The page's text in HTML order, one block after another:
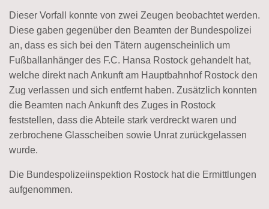
Dieser Vorfall konnte von zwei Zeugen beobachtet werden.
Diese gaben gegenüber den Beamten der Bundespolizei
an, dass es sich bei den Tätern augenscheinlich um
Fußballanhänger des F.C. Hansa Rostock gehandelt hat,
welche direkt nach Ankunft am Hauptbahnhof Rostock den
Zug verlassen und sich entfernt haben. Zusätzlich konnten
die Beamten nach Ankunft des Zuges in Rostock
feststellen, dass die Abteile stark verdreckt waren und
zerbrochene Glasscheiben sowie Unrat zurückgelassen
wurde.
Die Bundespolizeiinspektion Rostock hat die Ermittlungen
aufgenommen.